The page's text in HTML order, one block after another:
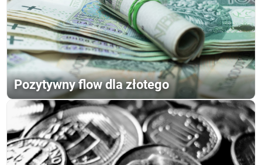
Pozytywny flow dla złotego